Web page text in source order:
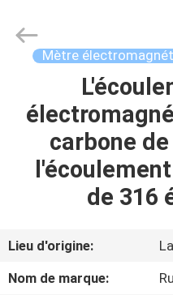
MAISON
PRODUITS
DE
NOUS
Technology
Mètre
carbone
de 316
Lieu d'origine:
Nom de marque: